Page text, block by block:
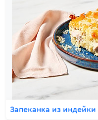
Запеканка из индейки